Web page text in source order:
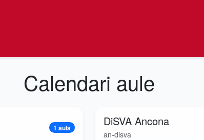
Calendari aule
1 aula DiSVA Ancona
an-disva